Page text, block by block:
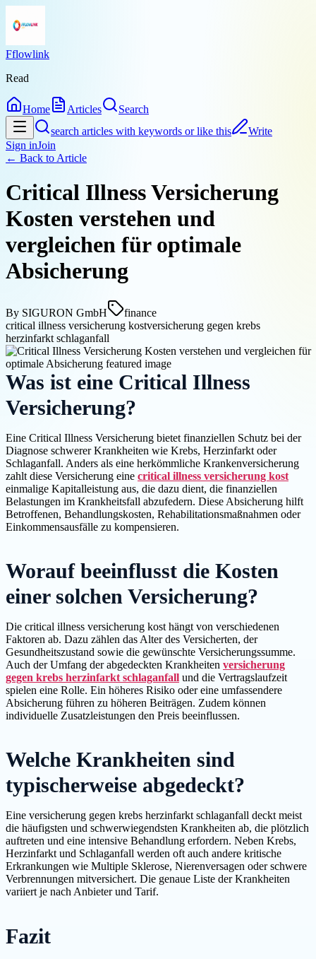
Fflowlink
Read
Home Articles
Search
search articles with keywords or like this
Write
Sign inJoin
← Back to Article
Critical Illness Versicherung
Kosten verstehen und
vergleichen für optimale
Absicherung
By SIGURON GmbH
finance
critical illness versicherung kostversicherung gegen krebs
herzinfarkt schlaganfall
Was ist eine Critical Illness
Versicherung?
Eine Critical Illness Versicherung bietet finanziellen Schutz bei der
Diagnose schwerer Krankheiten wie Krebs, Herzinfarkt oder
Schlaganfall. Anders als eine herkömmliche Krankenversicherung
zahlt diese Versicherung eine critical illness versicherung kost
einmalige Kapitalleistung aus, die dazu dient, die finanziellen
Belastungen im Krankheitsfall abzufedern. Diese Absicherung hilft
Betroffenen, Behandlungskosten, Rehabilitationsmaßnahmen oder
Einkommensausfälle zu kompensieren.
Worauf beeinflusst die Kosten
einer solchen Versicherung?
Die critical illness versicherung kost hängt von verschiedenen
Faktoren ab. Dazu zählen das Alter des Versicherten, der
Gesundheitszustand sowie die gewünschte Versicherungssumme.
Auch der Umfang der abgedeckten Krankheiten versicherung
gegen krebs herzinfarkt schlaganfall und die Vertragslaufzeit
spielen eine Rolle. Ein höheres Risiko oder eine umfassendere
Absicherung führen zu höheren Beiträgen. Zudem können
individuelle Zusatzleistungen den Preis beeinflussen.
Welche Krankheiten sind
typischerweise abgedeckt?
Eine versicherung gegen krebs herzinfarkt schlaganfall deckt meist
die häufigsten und schwerwiegendsten Krankheiten ab, die plötzlich
auftreten und eine intensive Behandlung erfordern. Neben Krebs,
Herzinfarkt und Schlaganfall werden oft auch andere kritische
Erkrankungen wie Multiple Sklerose, Nierenversagen oder schwere
Verbrennungen mitversichert. Die genaue Liste der Krankheiten
variiert je nach Anbieter und Tarif.
Fazit